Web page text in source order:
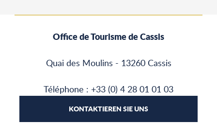
Office de Tourisme de Cassis
Quai des Moulins - 13260 Cassis
Téléphone : +33 (0) 4 28 01 01 03
KONTAKTIEREN SIE UNS